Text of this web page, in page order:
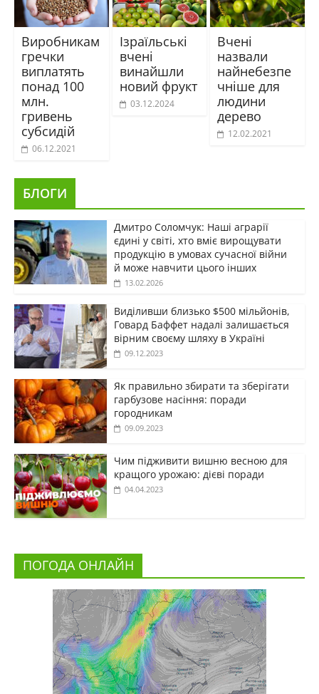
Виробникам
гречки
виплатять
понад 100
млн.
гривень
субсидій
06.12.2021
Ізраїльські
вчені
винайшли
новий фрукт
03.12.2024
Вчені
назвали
найнебезпе
чніше для
людини
дерево
12.02.2021
БЛОГИ
Дмитро Соломчук: Наші аграрії
єдині у світі, хто вміє вирощувати
продукцію в умовах сучасної війни
й може навчити цього інших
13.02.2026
Виділивши близько $500 мільйонів,
Говард Баффет надалі залишається
вірним своєму шляху в Україні
09.12.2023
Як правильно збирати та зберігати
гарбузове насіння: поради
городникам
09.09.2023
Чим підживити вишню весною для
кращого урожаю: дієві поради
04.04.2023
ПОГОДА ОНЛАЙН